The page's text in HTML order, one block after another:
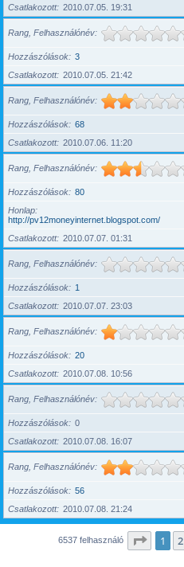
Csatlakozott
2010.07.05. 19:31
Rang, Felhasználónév
Hozzászólások
3
Csatlakozott
2010.07.05. 21:42
Rang, Felhasználónév
Hozzászólások
68
Csatlakozott
2010.07.06. 11:20
Rang, Felhasználónév
Hozzászólások
80
Honlap
http://pv12moneyinternet.blogspot.com/
Csatlakozott
2010.07.07. 01:31
Rang, Felhasználónév
Hozzászólások
1
Csatlakozott
2010.07.07. 23:03
Rang, Felhasználónév
Hozzászólások
20
Csatlakozott
2010.07.08. 10:56
Rang, Felhasználónév
Hozzászólások
0
Csatlakozott
2010.07.08. 16:07
Rang, Felhasználónév
Hozzászólások
56
Csatlakozott
2010.07.08. 21:24
6537 felhasználó Oldal:1
1 2